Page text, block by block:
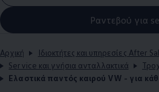
Ραντεβού για
Αρχική
Ιδιοκτήτες και υπηρεσίες After
Service και γνήσια ανταλλακτικά
Ελαστικά παντός καιρού VW - για